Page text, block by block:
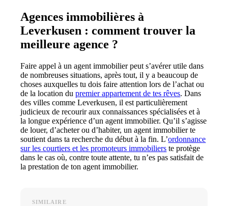
Agences immobilières à
Leverkusen : comment trouver la
meilleure agence ?
Faire appel à un agent immobilier peut s’avérer utile dans
de nombreuses situations, après tout, il y a beaucoup de
choses auxquelles tu dois faire attention lors de l’achat ou
de la location dupremier appartement de tes rêves. Dans
des villes comme Leverkusen, il est particulièrement
judicieux de recourir aux connaissances spécialisées et à
la longue expérience d’un agent immobilier. Qu’il s’agisse
de louer, d’acheter ou d’habiter, un agent immobilier te
soutient dans ta recherche du début à la fin. L’ordonnance
sur les courtiers et les promoteurs immobiliers te protège
dans le cas où, contre toute attente, tu n’es pas satisfait de
la prestation de ton agent immobilier.
SIMILAIRE